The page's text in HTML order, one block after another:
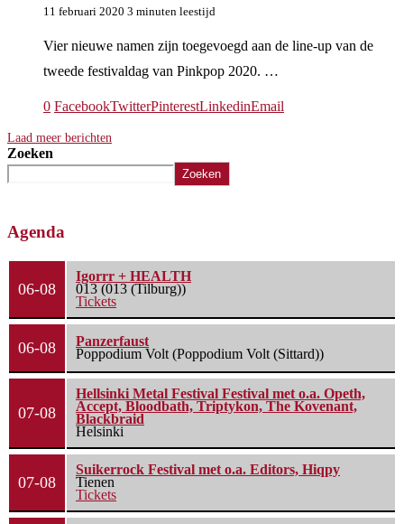
11 februari 2020 3 minuten leestijd
Vier nieuwe namen zijn toegevoegd aan de line-up van de
tweede festivaldag van Pinkpop 2020. …
0 FacebookTwitterPinterestLinkedinEmail
Laad meer berichten
Zoeken
Zoeken
Agenda
06-08
Igorrr + HEALTH
013 (013 (Tilburg))
Tickets
06-08
Panzerfaust
Poppodium Volt (Poppodium Volt (Sittard))
07-08
Hellsinki Metal Festival Festival met o.a. Opeth,
Accept, Bloodbath, Triptykon, The Kovenant,
Blackbraid
Helsinki
07-08
Suikerrock Festival met o.a. Editors, Hiqpy
Tienen
Tickets